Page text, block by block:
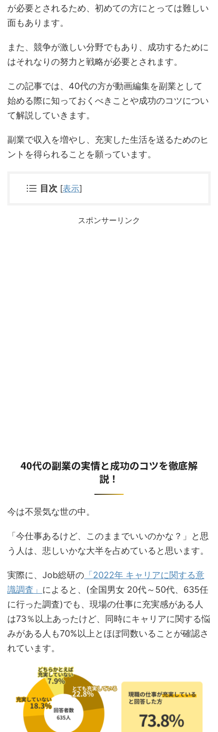
が必要とされるため、初めての方にとっては難しい
面もあります。
また、競争が激しい分野でもあり、成功するために
はそれなりの努力と戦略が必要とされます。
この記事では、40代の方が動画編集を副業として
始める際に知っておくべきことや成功のコツについ
て解説していきます。
副業で収入を増やし、充実した生活を送るためのヒ
ントを得られることを願っています。
目次 [表示]
スポンサーリンク
40代の副業の実情と成功のコツを徹底解
説！
今は不景気な世の中。
「今仕事あるけど、このままでいいのかな？」と思
う人は、悲しいかな大半を占めていると思います。
実際に、Job総研の 「2022年 キャリアに関する意
識調査」 によると、(全国男女 20代～50代、635任
に行った調査)でも、現場の仕事に充実感がある人
は73％以上あったけど、同時にキャリアに関する悩
みがある人も70%以上とほぼ同数いることが確認さ
れています。